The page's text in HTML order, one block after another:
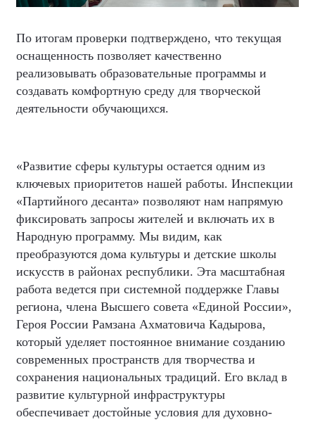
По итогам проверки подтверждено, что текущая
оснащенность позволяет качественно
реализовывать образовательные программы и
создавать комфортную среду для творческой
деятельности обучающихся.
«Развитие сферы культуры остается одним из
ключевых приоритетов нашей работы. Инспекции
«Партийного десанта» позволяют нам напрямую
фиксировать запросы жителей и включать их в
Народную программу. Мы видим, как
преобразуются дома культуры и детские школы
искусств в районах республики. Эта масштабная
работа ведется при системной поддержке Главы
региона, члена Высшего совета «Единой России»,
Героя России Рамзана Ахматовича Кадырова,
который уделяет постоянное внимание созданию
современных пространств для творчества и
сохранения национальных традиций. Его вклад в
развитие культурной инфраструктуры
обеспечивает достойные условия для духовно-